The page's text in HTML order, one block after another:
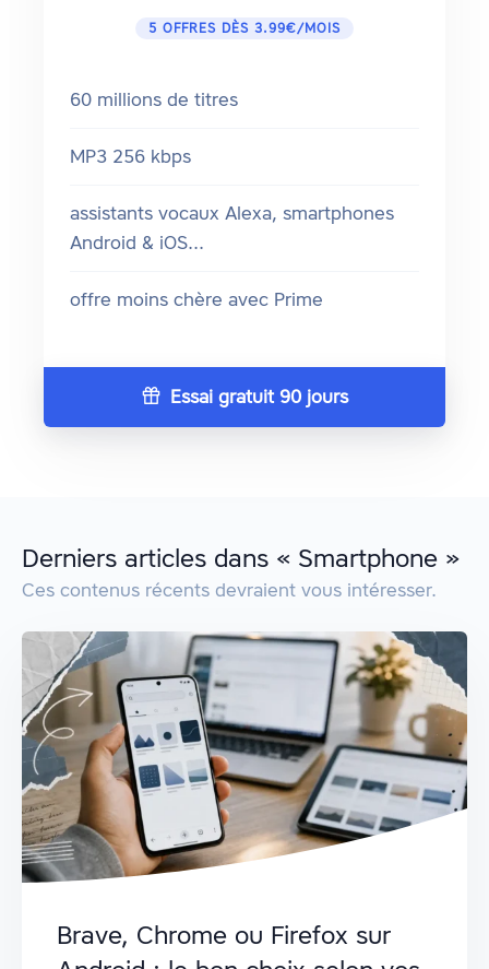
5 OFFRES DÈS 3.99€/MOIS
60 millions de titres
MP3 256 kbps
assistants vocaux Alexa, smartphones
Android & iOS...
offre moins chère avec Prime
Essai gratuit 90 jours
Derniers articles dans « Smartphone »
Ces contenus récents devraient vous intéresser.
Brave, Chrome ou Firefox sur